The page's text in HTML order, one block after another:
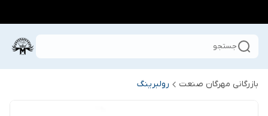
جستجو
بازرگانی مهرگان صنعت رولبرینگ